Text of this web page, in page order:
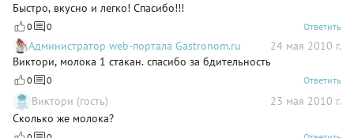
Быстро, вкусно и легко! Спасибо!!!
0 0 Ответить
Администратор web-портала Gastronom.ru
24 мая 2010 г.
Виктори, молока 1 стакан. спасибо за бдительность
0 0 Ответить
Виктори (гость)
23 мая 2010 г.
Сколько же молока?